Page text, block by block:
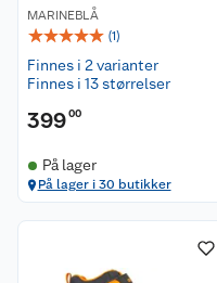
MARINEBLÅ
☆☆☆☆☆ (1)
Finnes i 2 varianter
Finnes i 13 størrelser
39900
På lager
På lager i 30 butikker